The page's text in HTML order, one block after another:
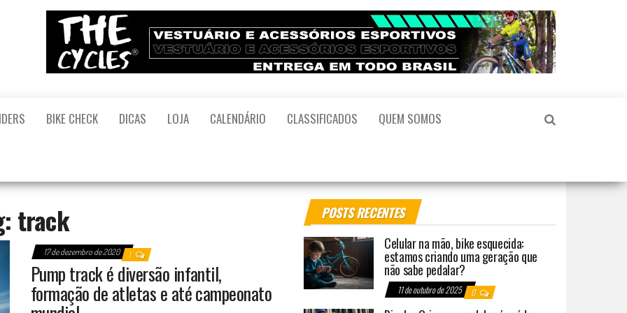
BIKE CHECK DICAS LOJA CALENDÁRIO CLASSIFICADOS QUEM SOMOS
track
17 de dezembro de 2020 1
Pump track é diversão infantil,
formação de atletas e até campeonato
POSTS RECENTES
Celular na mão, bike esquecida:
estamos criando uma geração que
não sabe pedalar?
11 de outubro de 2025 0